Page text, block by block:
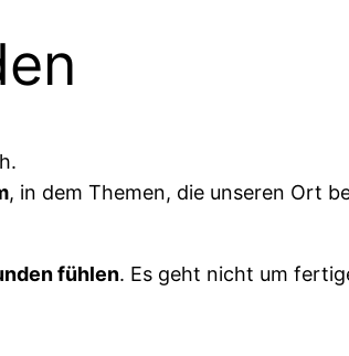
, in dem Themen, die unseren Ort
fühlen. Es geht nicht um